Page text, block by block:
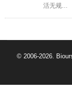
活无规...
© 2006-2026.